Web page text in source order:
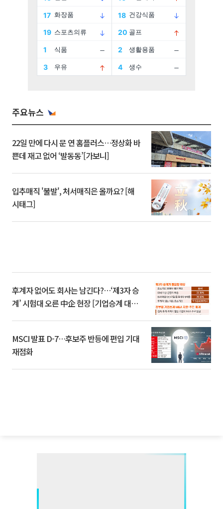
주요뉴스
22일 만에 다시 문 연 홈플러스…정상화 바
쁜데 재고 없어 ‘발동동’[가보니]
입추매직 '불발', 처서매직은 올까요? [해
시태그]
후계자 없어도 회사는 남긴다?…‘제3자 승
계’ 시험대 오른 中企 현장 [기업승계 대전
MSCI 발표 D-7…후보주 반등에 편입 기대
재점화